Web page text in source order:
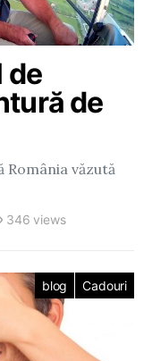
de
de
văzută
346 views
blog Cadouri